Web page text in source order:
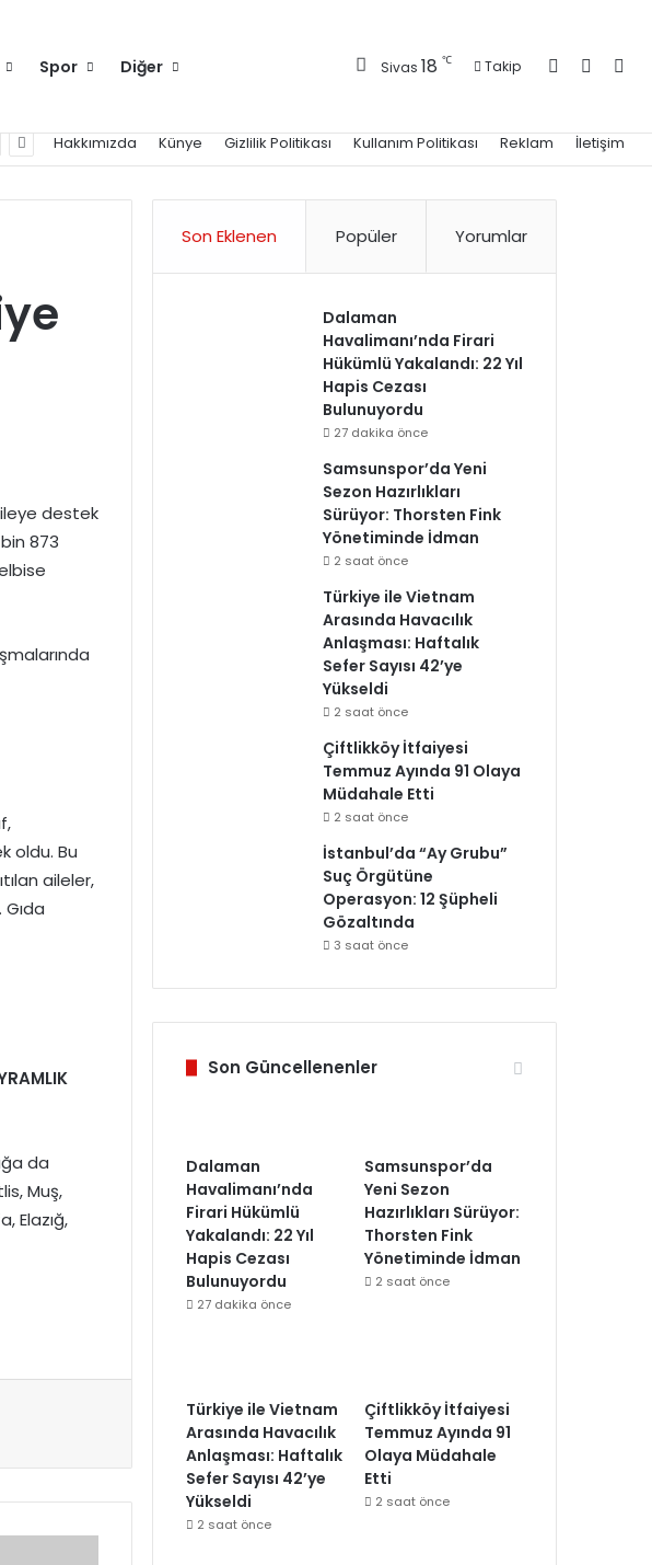
Spor Diğer Sivas 18 ℃ Takip Kayıt Ol
Hakkımızda Künye Gizlilik Politikası Kullanım Politikası Reklam İletişim
destek
873
oldu. Bu
aileler,
da
Muş,
Elazığ,
Son Eklenen Popüler Yorumlar
Dalaman
Havalimanı’nda Firari
Hükümlü Yakalandı: 22 Yıl
Hapis Cezası
Bulunuyordu
27 dakika önce
Samsunspor’da Yeni
Sezon Hazırlıkları
Sürüyor: Thorsten Fink
Yönetiminde İdman
2 saat önce
Türkiye ile Vietnam
Arasında Havacılık
Anlaşması: Haftalık
Sefer Sayısı 42’ye
Yükseldi
2 saat önce
Çiftlikköy İtfaiyesi
Temmuz Ayında 91 Olaya
Müdahale Etti
2 saat önce
İstanbul’da “Ay Grubu”
Suç Örgütüne
Operasyon: 12 Şüpheli
Gözaltında
3 saat önce
Son Güncellenenler
Dalaman
Havalimanı’nda
Firari Hükümlü
Yakalandı: 22 Yıl
Hapis Cezası
Bulunuyordu
27 dakika önce
Samsunspor’da
Yeni Sezon
Hazırlıkları Sürüyor:
Thorsten Fink
Yönetiminde İdman
2 saat önce
Türkiye ile Vietnam
Arasında Havacılık
Anlaşması: Haftalık
Sefer Sayısı 42’ye
Yükseldi
2 saat önce
Çiftlikköy İtfaiyesi
Temmuz Ayında 91
Olaya Müdahale
Etti
2 saat önce